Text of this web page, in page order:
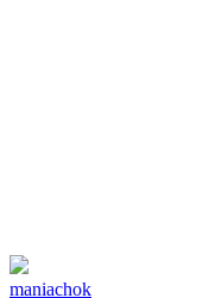
maniachok